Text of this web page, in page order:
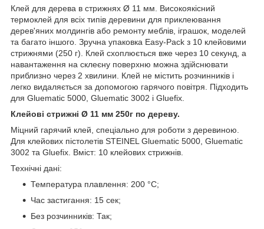
Клей для дерева в стрижнях Ø 11 мм. Високоякісний
термоклей для всіх типів деревини для приклеювання
дерев'яних молдингів або ремонту меблів, іграшок, моделей
та багато іншого. Зручна упаковка Easy-Pack з 10 клейовими
стрижнями (250 г). Клей схоплюється вже через 10 секунд, а
навантаження на склеєну поверхню можна здійснювати
приблизно через 2 хвилини. Клей не містить розчинників і
легко видаляється за допомогою гарячого повітря. Підходить
для Gluematic 5000, Gluematic 3002 і Gluefix.
Клейові стрижні Ø 11 мм 250г по дереву.
Міцний гарячий клей, спеціально для роботи з деревиною.
Для клейових пістолетів STEINEL Gluematic 5000, Gluematic
3002 та Gluefix. Вміст: 10 клейових стрижнів.
Технічні дані:
Температура плавлення: 200 °C;
Час застигання: 15 сек;
Без розчинників: Так;